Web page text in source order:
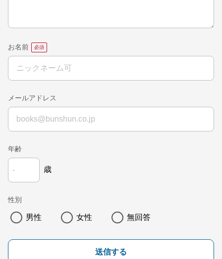
お名前
メールアドレス
年齢
歳
性別
男性 女性 無回答
送信する